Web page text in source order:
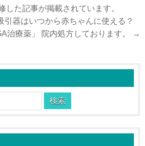
た記事が掲載されています。
引器はいつから赤ちゃんに使える？
治療薬」 院内処方しております。 →